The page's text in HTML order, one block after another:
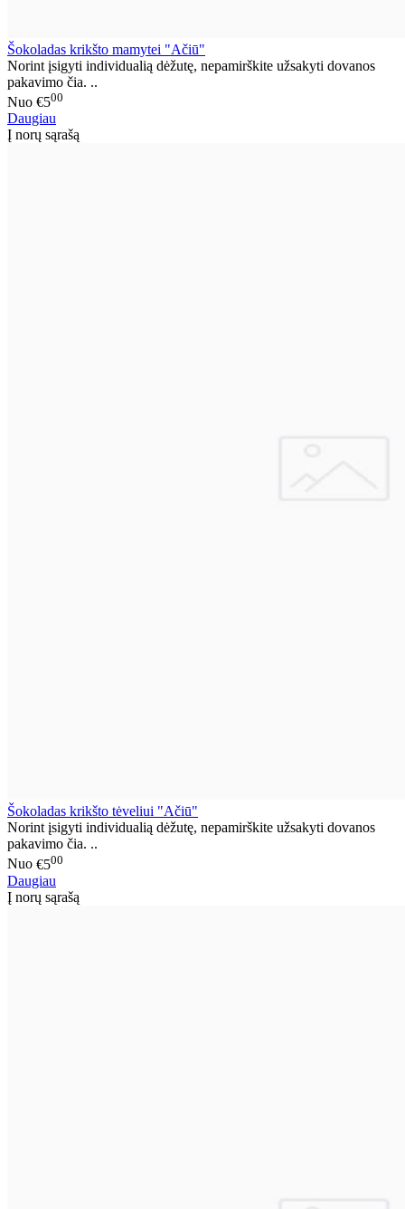
Šokoladas krikšto mamytei "Ačiū"
Norint įsigyti individualią dėžutę, nepamirškite užsakyti dovanos
pakavimo čia. ..
Nuo €500
Daugiau
Į norų sąrašą
Šokoladas krikšto tėveliui "Ačiū"
Norint įsigyti individualią dėžutę, nepamirškite užsakyti dovanos
pakavimo čia. ..
Nuo €500
Daugiau
Į norų sąrašą